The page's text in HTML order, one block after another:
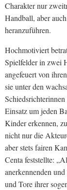
Charakter nur
Handball, aber
heranzuführen.
Hochmotiviert
Spielfelder in zwei
angefeuert von
sie unter den
Einsatz um jeden
Kinder erkennen,
nicht nur die
aber stets fairen
Centa feststellte:
anerkennenden
und Tore ihrer